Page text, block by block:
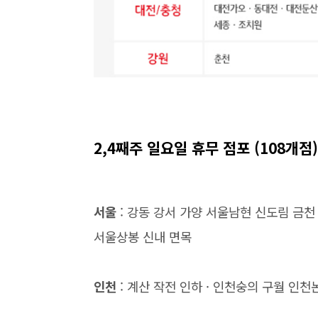
2,4째주 일요일 휴무 점포 (108개
서울 : 강동 강서 가양 서울남현 신도림 금
서울상봉 신내 면목
인천 : 계산 작전 인하 · 인천숭의 구월 인